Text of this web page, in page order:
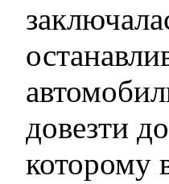
довезти
которому